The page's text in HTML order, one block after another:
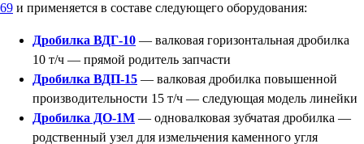
69 и применяется в составе следующего оборудования:
Дробилка ВДГ-10 — валковая горизонтальная дробилка
10 т/ч — прямой родитель запчасти
Дробилка ВДП-15 — валковая дробилка повышенной
производительности 15 т/ч — следующая модель линейки
Дробилка ДО-1М — одновалковая зубчатая дробилка —
родственный узел для измельчения каменного угля